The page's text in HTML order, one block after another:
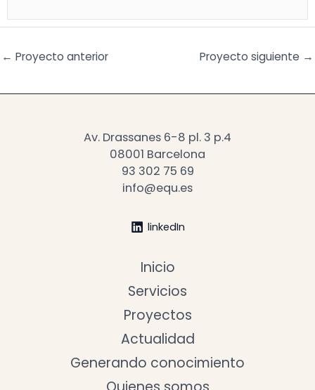
← Proyecto anterior Proyecto siguiente →
Av. Drassanes 6-8 pl. 3 p.4
08001 Barcelona
93 302 75 69
info@equ.es
linkedIn
Inicio
Servicios
Proyectos
Actualidad
Generando conocimiento